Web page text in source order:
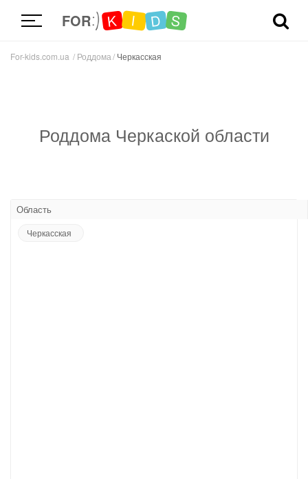
FOR K I D S
For-kids.com.ua Роддома Черкасская
Роддома Черкаской области
Область
Черкасская